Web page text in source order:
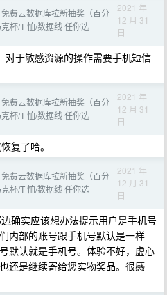
免费云数据库拉新抽奖（百分
杯/T 恤/数据线 任你选
2021 年
12 月 31
日
对于敏感资源的操作需要手机短信
免费云数据库拉新抽奖（百分
杯/T 恤/数据线 任你选
2021 年
12 月 31
日
复了哈。
免费云数据库拉新抽奖（百分
杯/T 恤/数据线 任你选
2021 年
12 月 31
日
确实应该想办法提示用户是手机号
内部的账号跟手机号默认是一样
默认就是手机号。体验不好，虚心
还是继续寄给您实物奖品。很感